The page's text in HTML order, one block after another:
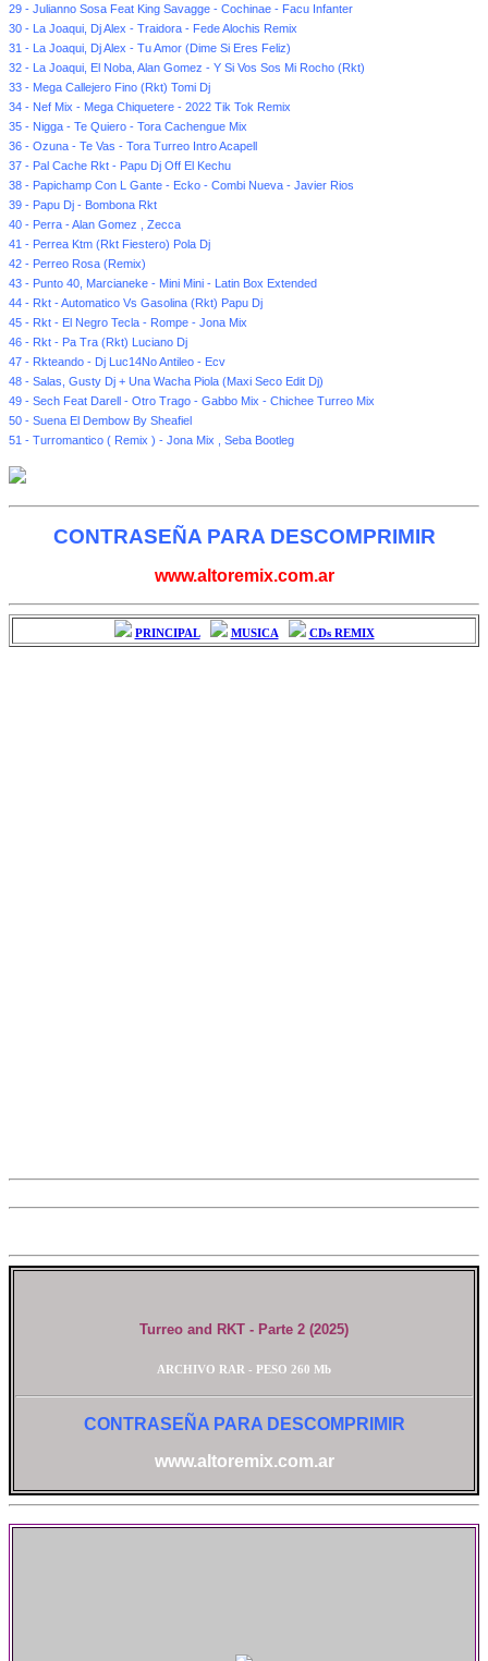
29 - Julianno Sosa Feat King Savagge - Cochinae - Facu Infanter
30 - La Joaqui, Dj Alex - Traidora - Fede Alochis Remix
31 - La Joaqui, Dj Alex - Tu Amor (Dime Si Eres Feliz)
32 - La Joaqui, El Noba, Alan Gomez - Y Si Vos Sos Mi Rocho (Rkt)
33 - Mega Callejero Fino (Rkt) Tomi Dj
34 - Nef Mix - Mega Chiquetere - 2022 Tik Tok Remix
35 - Nigga - Te Quiero - Tora Cachengue Mix
36 - Ozuna - Te Vas - Tora Turreo Intro Acapell
37 - Pal Cache Rkt - Papu Dj Off El Kechu
38 - Papichamp Con L Gante - Ecko - Combi Nueva - Javier Rios
39 - Papu Dj - Bombona Rkt
40 - Perra - Alan Gomez , Zecca
41 - Perrea Ktm (Rkt Fiestero) Pola Dj
42 - Perreo Rosa (Remix)
43 - Punto 40, Marcianeke - Mini Mini - Latin Box Extended
44 - Rkt - Automatico Vs Gasolina (Rkt) Papu Dj
45 - Rkt - El Negro Tecla - Rompe - Jona Mix
46 - Rkt - Pa Tra (Rkt) Luciano Dj
47 - Rkteando - Dj Luc14No Antileo - Ecv
48 - Salas, Gusty Dj + Una Wacha Piola (Maxi Seco Edit Dj)
49 - Sech Feat Darell - Otro Trago - Gabbo Mix - Chichee Turreo Mix
50 - Suena El Dembow By Sheafiel
51 - Turromantico ( Remix ) - Jona Mix , Seba Bootleg
CONTRASEÑA PARA DESCOMPRIMIR
www.altoremix.com.ar
PRINCIPAL MUSICA CDs REMIX
Turreo and RKT - Parte 2 (2025)
ARCHIVO RAR - PESO 260 Mb
CONTRASEÑA PARA DESCOMPRIMIR
www.altoremix.com.ar